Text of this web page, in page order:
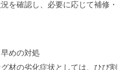
を確認し、必要に応じて補修・
めの対処
材の劣化症状としては、ひび割